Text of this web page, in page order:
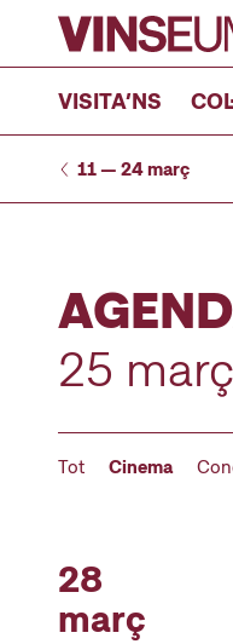
Anar al contingut
VISITA’NS
11 — 24 març
25
Tot Cinema
28
març